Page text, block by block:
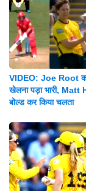
VIDEO: Joe Root
खेलना पड़ा भारी, Matt
बोल्ड कर किया चलता